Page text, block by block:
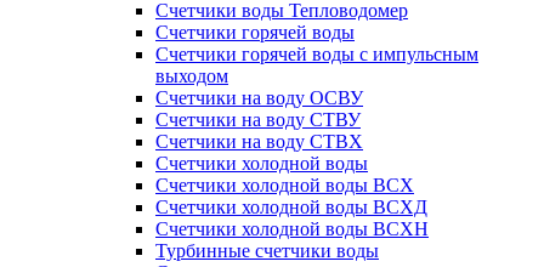
Счетчики воды Тепловодомер
Счетчики горячей воды
Счетчики горячей воды с импульсным
выходом
Счетчики на воду ОСВУ
Счетчики на воду СТВУ
Счетчики на воду СТВХ
Счетчики холодной воды
Счетчики холодной воды ВСХ
Счетчики холодной воды ВСХД
Счетчики холодной воды ВСХН
Турбинные счетчики воды